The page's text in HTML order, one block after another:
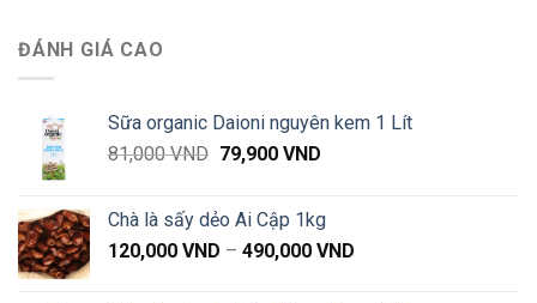
ĐÁNH GIÁ CAO
Sữa organic Daioni nguyên kem 1 Lít
81,000VND Giá
81,000 VND.
79,900 VNDGiá
là:
79,900 VND.
Chà là sấy dẻo Ai Cập 1kg
120,000 VND – 490,000 VND